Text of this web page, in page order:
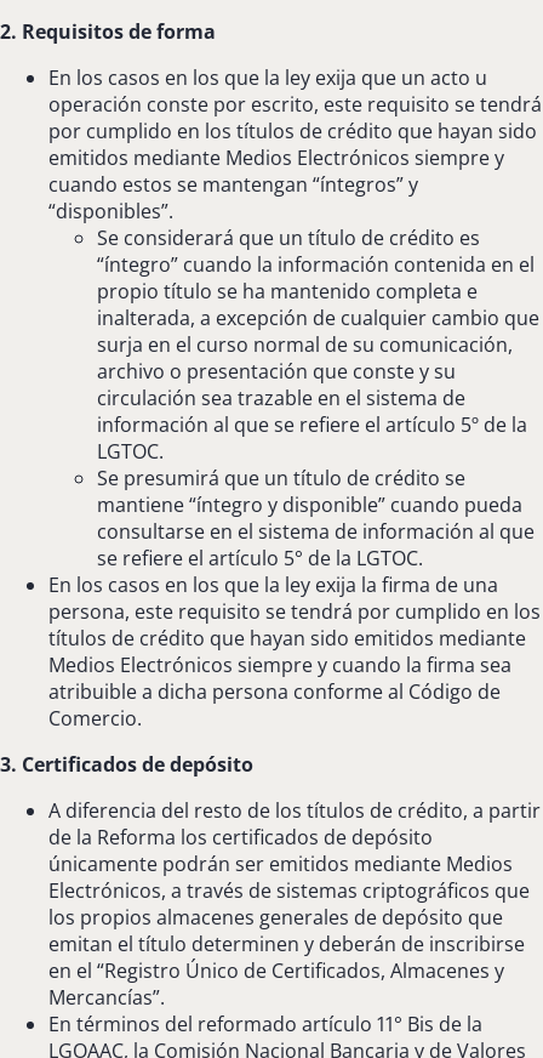
2. Requisitos de forma
En los casos en los que la ley exija que un acto u
operación conste por escrito, este requisito se tendrá
por cumplido en los títulos de crédito que hayan sido
emitidos mediante Medios Electrónicos siempre y
cuando estos se mantengan “íntegros” y
“disponibles”.
Se considerará que un título de crédito es
“íntegro” cuando la información contenida en el
propio título se ha mantenido completa e
inalterada, a excepción de cualquier cambio que
surja en el curso normal de su comunicación,
archivo o presentación que conste y su
circulación sea trazable en el sistema de
información al que se refiere el artículo 5º de la
LGTOC.
Se presumirá que un título de crédito se
mantiene “íntegro y disponible” cuando pueda
consultarse en el sistema de información al que
se refiere el artículo 5° de la LGTOC.
En los casos en los que la ley exija la firma de una
persona, este requisito se tendrá por cumplido en los
títulos de crédito que hayan sido emitidos mediante
Medios Electrónicos siempre y cuando la firma sea
atribuible a dicha persona conforme al Código de
Comercio.
3. Certificados de depósito
A diferencia del resto de los títulos de crédito, a partir
de la Reforma los certificados de depósito
únicamente podrán ser emitidos mediante Medios
Electrónicos, a través de sistemas criptográficos que
los propios almacenes generales de depósito que
emitan el título determinen y deberán de inscribirse
en el “Registro Único de Certificados, Almacenes y
Mercancías”.
En términos del reformado artículo 11° Bis de la
LGOAAC, la Comisión Nacional Bancaria y de Valores